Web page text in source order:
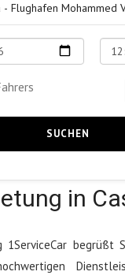
SUCHEN
in
1ServiceCar begrüßt